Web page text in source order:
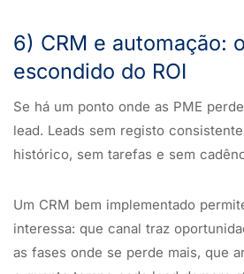
6) CRM e automação:
escondido do ROI
Se há um ponto onde as PME
lead. Leads sem registo
histórico, sem tarefas e sem
Um CRM bem implementado
interessa: que canal traz
as fases onde se perde mais, que